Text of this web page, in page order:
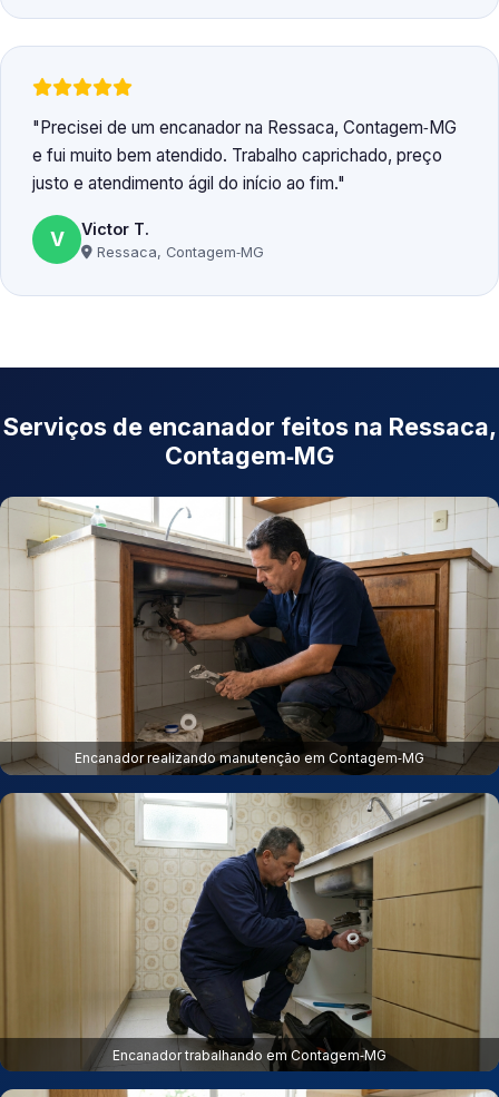
Precisei de um encanador na Ressaca, Contagem‑MG
e fui muito bem atendido. Trabalho caprichado, preço
justo e atendimento ágil do início ao fim.
V Victor T.
Ressaca, Contagem‑MG
Serviços de encanador feitos na Ressaca,
Contagem‑MG
Encanador realizando manutenção em Contagem‑MG
Encanador trabalhando em Contagem‑MG